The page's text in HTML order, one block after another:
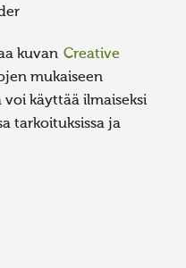
kuvan Creative
mukaiseen
käyttää ilmaiseksi
tarkoituksissa ja